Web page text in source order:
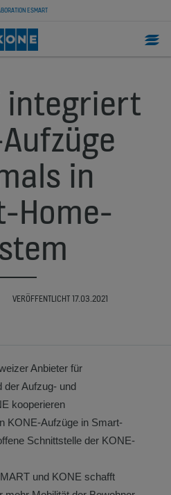
ESMART
integriert
in
Home-
VERÖFFENTLICHT 17.03.2021
Anbieter für
der Aufzug- und
kooperieren
KONE-Aufzüge in Smart-
Schnittstelle der KONE-
und KONE schafft